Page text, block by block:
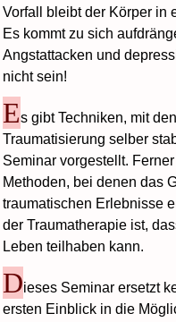
Vorfall bleibt der Körper in
Es kommt zu sich
Angstattacken und
nicht sein!
Es gibt Techniken, mit
Traumatisierung selber
Seminar vorgestellt.
Methoden, bei denen das
traumatischen Erlebnisse
der Traumatherapie ist,
Leben teilhaben kann.
Dieses Seminar ersetzt
ersten Einblick in die